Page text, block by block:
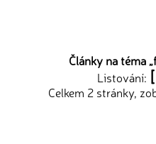
Články na téma „
Listování:
Celkem 2 stránky,